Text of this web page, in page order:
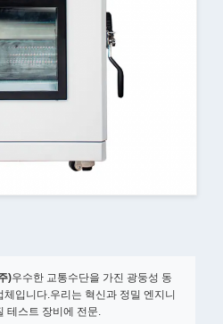
)우수한 교통수단을 가진 광둥성 동
입니다.우리는 혁신과 정밀 엔지니
테스트 장비에 전문.